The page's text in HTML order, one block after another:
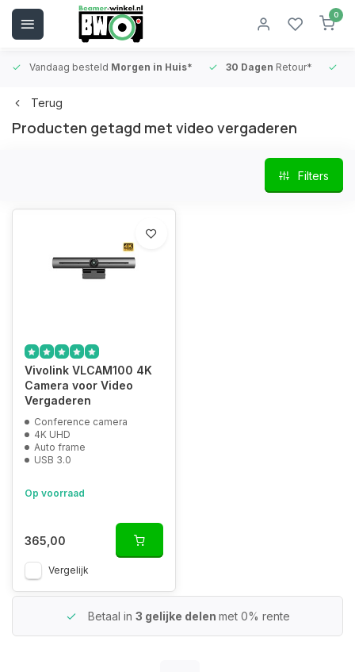
0
Vandaag besteld Morgen in Huis* 30 Dagen Retour*
Terug
Producten getagd met video vergaderen
Filters
Vivolink VLCAM100 4K
Camera voor Video
Vergaderen
Conference camera
4K UHD
Auto frame
USB 3.0
Op voorraad
365,00
Vergelijk
Betaal in 3 gelijke delen met 0% rente